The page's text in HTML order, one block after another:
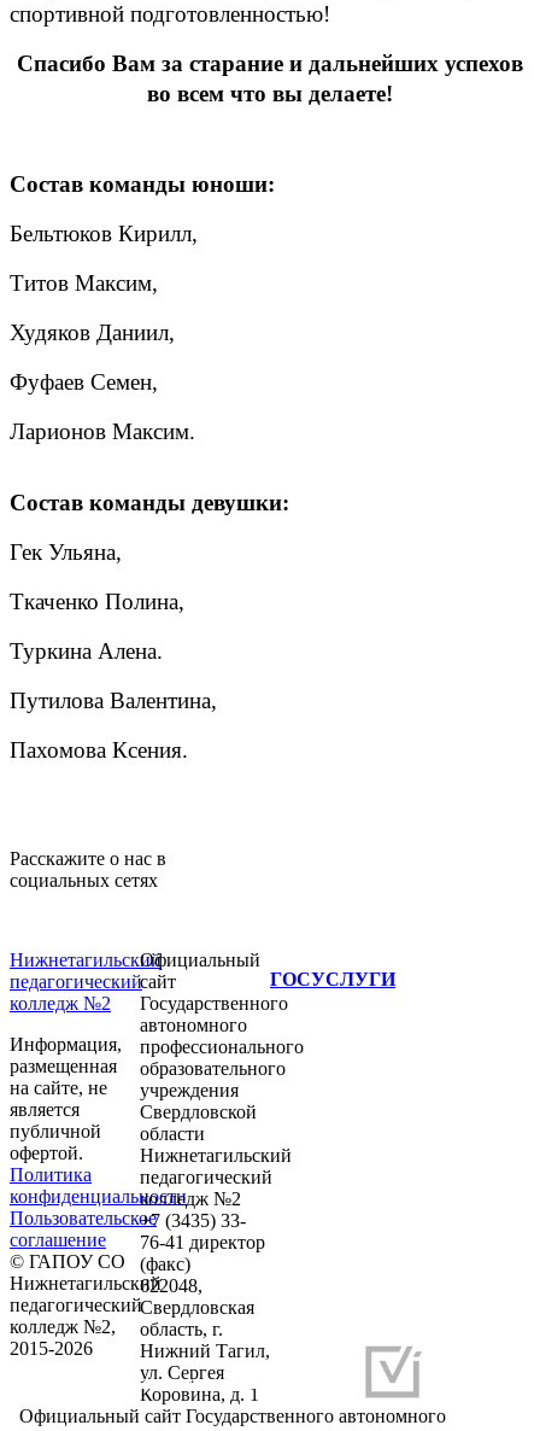
спортивной подготовленностью!
Спасибо Вам за старание и дальнейших успехов
во всем что вы делаете!
Состав команды юноши:
Бельтюков Кирилл,
Титов Максим,
Худяков Даниил,
Фуфаев Семен,
Ларионов Максим.
Состав команды девушки:
Гек Ульяна,
Ткаченко Полина,
Туркина Алена.
Путилова Валентина,
Пахомова Ксения.
Расскажите о нас в
социальных сетях
Нижнетагильский
педагогический
колледж №2
Информация,
размещенная
на сайте, не
является
публичной
офертой.
Политика
конфиденциальности
Пользовательское
соглашение
© ГАПОУ СО
Нижнетагильский
педагогический
колледж №2,
2015-2026
Официальный
сайт
Государственного
автономного
профессионального
образовательного
учреждения
Свердловской
области
Нижнетагильский
педагогический
колледж №2
+7 (3435) 33-
76-41 директор
(факс)
622048,
Свердловская
область, г.
Нижний Тагил,
ул. Сергея
Коровина, д. 1
ГОСУСЛУГИ
Разработка и продвижение сайтов
Официальный сайт Государственного автономного